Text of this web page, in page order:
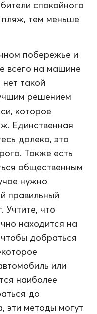
спокойного
тем меньше
побережье и
всего на машине
такой
решением
которое
Единственная
далеко, это
Также есть
общественным
нужно
правильный
что
находится на
добраться
или
наиболее
до
эти методы могут